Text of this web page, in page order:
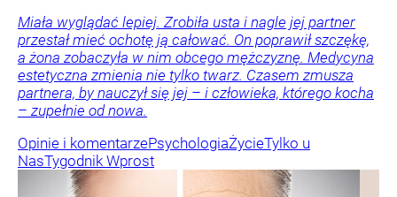
Miała wyglądać lepiej. Zrobiła usta i nagle jej partner
przestał mieć ochotę ją całować. On poprawił szczękę,
a żona zobaczyła w nim obcego mężczyznę. Medycyna
estetyczna zmienia nie tylko twarz. Czasem zmusza
partnera, by nauczył się jej – i człowieka, którego kocha
– zupełnie od nowa.
Opinie i komentarzePsychologiaŻycieTylko u
NasTygodnik Wprost